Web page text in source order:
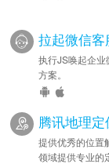
拉起微信客
执行JS唤起企
方案。
腾讯地理定
提供优秀的位置
领域提供专业的